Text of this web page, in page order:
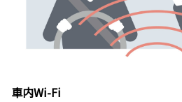
車内Wi-Fi